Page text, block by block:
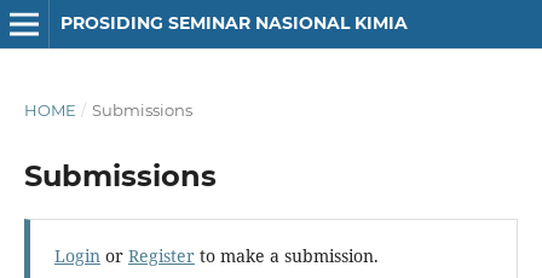
PROSIDING SEMINAR NASIONAL KIMIA
HOME / Submissions
Submissions
Loginor Registerto make a submission.